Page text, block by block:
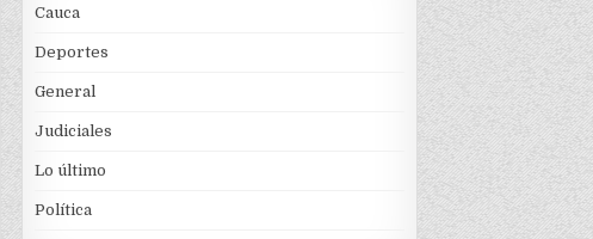
Cauca
Deportes
General
Judiciales
Lo último
Política